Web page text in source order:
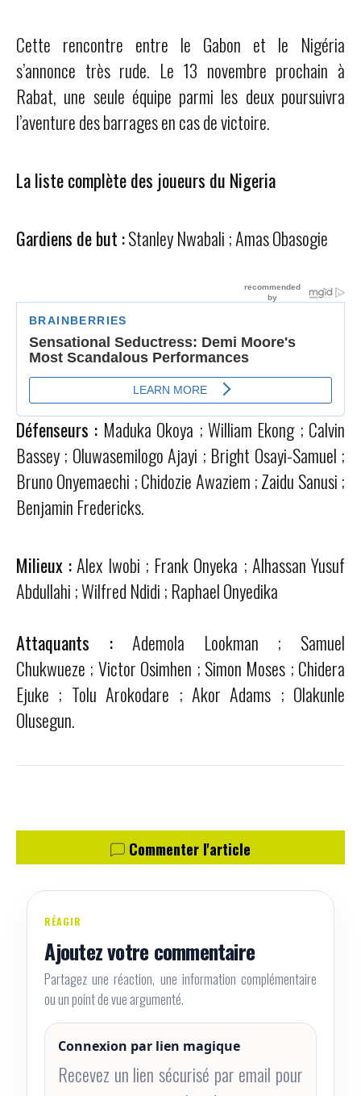
Cette rencontre entre le Gabon et le Nigéria
s’annonce très rude. Le 13 novembre prochain à
Rabat, une seule équipe parmi les deux poursuivra
l’aventure des barrages en cas de victoire.
La liste complète des joueurs du Nigeria
Gardiens de but :Stanley Nwabali ; Amas Obasogie
Défenseurs : Maduka Okoya ; William Ekong ; Calvin
Bassey ; Oluwasemilogo Ajayi ; Bright Osayi-Samuel ;
Bruno Onyemaechi ; Chidozie Awaziem ; Zaidu Sanusi ;
Benjamin Fredericks.
Milieux : Alex Iwobi ; Frank Onyeka ; Alhassan Yusuf
Abdullahi ; Wilfred Ndidi ; Raphael Onyedika
Attaquants : Ademola Lookman ; Samuel
Chukwueze ; Victor Osimhen ; Simon Moses ; Chidera
Ejuke ; Tolu Arokodare ; Akor Adams ; Olakunle
Olusegun.
Commenter l'article
RÉAGIR
Ajoutez votre commentaire
Partagez une réaction, une information complémentaire
ou un point de vue argumenté.
Connexion par lien magique
Recevez un lien sécurisé par email pour